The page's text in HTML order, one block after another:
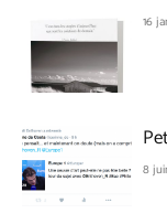
16
8